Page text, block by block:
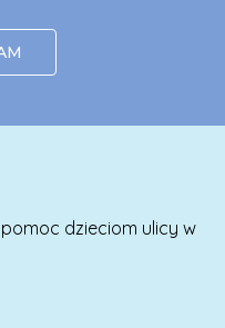
dzieciom ulicy w